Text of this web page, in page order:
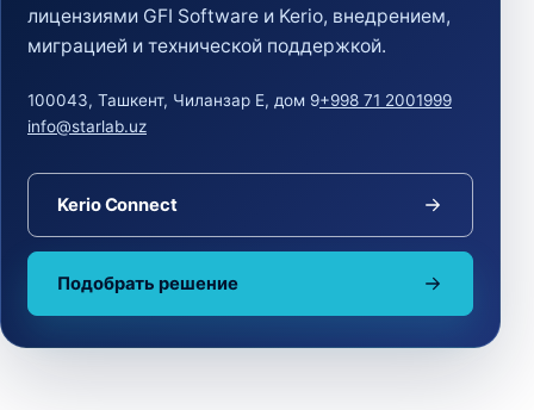
лицензиями GFI Software и Kerio, внедрением,
миграцией и технической поддержкой.
100043, Ташкент, Чиланзар Е, дом 9+998 71 2001999
info@starlab.uz
Kerio Connect
Подобрать решение